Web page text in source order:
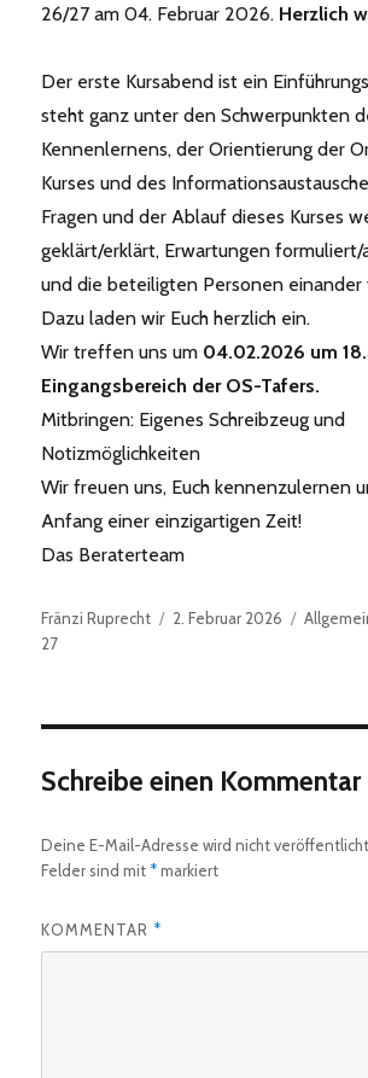
26/27 am 04. Februar 2026. Herzlich
Der erste Kursabend ist ein
steht ganz unter den Schwerpunkten
Kennenlernens, der Orientierung der
Kurses und des
Fragen und der Ablauf dieses Kurses
geklärt/erklärt, Erwartungen
und die beteiligten Personen
Dazu laden wir Euch herzlich ein.
Wir treffen uns um 04.02.2026 um
Eingangsbereich der OS-Tafers.
Mitbringen: Eigenes Schreibzeug und
Notizmöglichkeiten
Wir freuen uns, Euch kennenzulernen
Anfang einer einzigartigen Zeit!
Das Beraterteam
Autor
Fränzi Ruprecht
Veröffentlicht
2. Februar 2026
27
Schreibe einen Kommentar
Deine E-Mail-Adresse wird nicht veröffentlicht.
Felder sind mit *markiert
KOMMENTAR *